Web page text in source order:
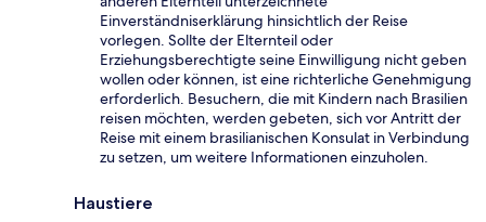
Einverständniserklärung hinsichtlich der Reise
vorlegen. Sollte der Elternteil oder
Erziehungsberechtigte seine Einwilligung nicht geben
wollen oder können, ist eine richterliche Genehmigung
erforderlich. Besuchern, die mit Kindern nach Brasilien
reisen möchten, werden gebeten, sich vor Antritt der
Reise mit einem brasilianischen Konsulat in Verbindung
zu setzen, um weitere Informationen einzuholen.
Haustiere